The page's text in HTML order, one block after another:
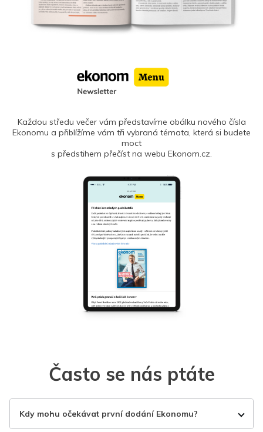
Každou středu večer vám představíme obálku nového čísla
Ekonomu a přiblížíme vám tři vybraná témata, která si budete
moct
s předstihem přečíst na webu Ekonom.cz.
Často se nás ptáte
Kdy mohu očekávat první dodání Ekonomu?